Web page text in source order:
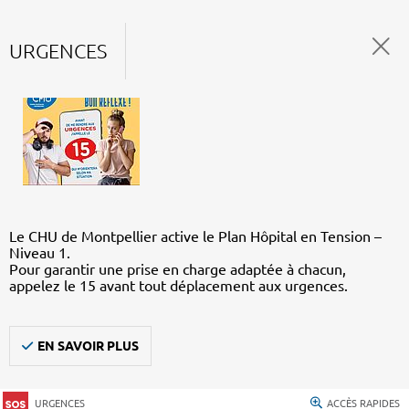
URGENCES
Le CHU de Montpellier active le Plan Hôpital en Tension –
Niveau 1.
Pour garantir une prise en charge adaptée à chacun,
appelez le 15 avant tout déplacement aux urgences.
EN SAVOIR PLUS
URGENCES ACCÈS RAPIDES